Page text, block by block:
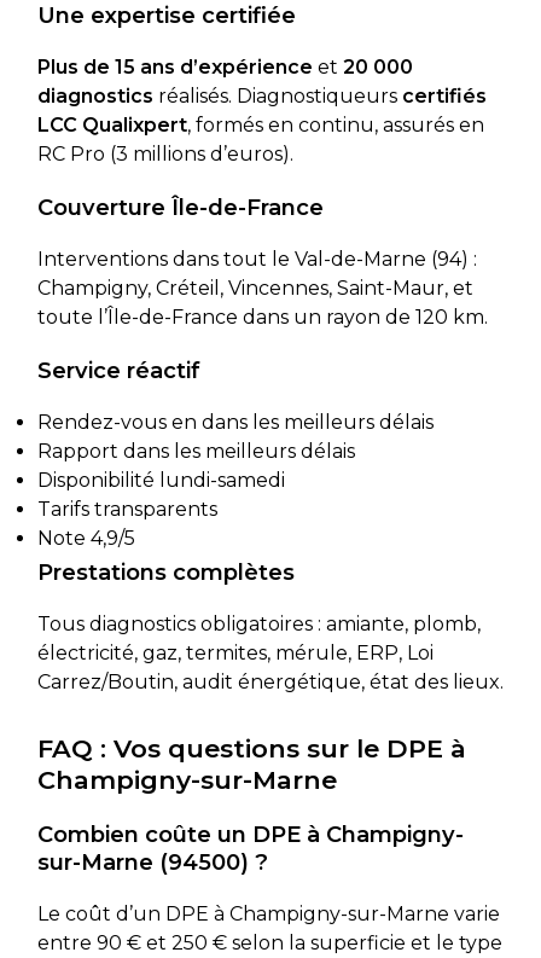
Une expertise certifiée
Plus de 15 ans d’expérience et 20 000
diagnostics réalisés. Diagnostiqueurs certifiés
LCC Qualixpert, formés en continu, assurés en
RC Pro (3 millions d’euros).
Couverture Île-de-France
Interventions dans tout le Val-de-Marne (94) :
Champigny, Créteil, Vincennes, Saint-Maur, et
toute l’Île-de-France dans un rayon de 120 km.
Service réactif
Rendez-vous en dans les meilleurs délais
Rapport dans les meilleurs délais
Disponibilité lundi-samedi
Tarifs transparents
Note 4,9/5
Prestations complètes
Tous diagnostics obligatoires : amiante, plomb,
électricité, gaz, termites, mérule, ERP, Loi
Carrez/Boutin, audit énergétique, état des lieux.
FAQ : Vos questions sur le DPE à
Champigny-sur-Marne
Combien coûte un DPE à Champigny-
sur-Marne (94500) ?
Le coût d’un DPE à Champigny-sur-Marne varie
entre 90 € et 250 € selon la superficie et le type